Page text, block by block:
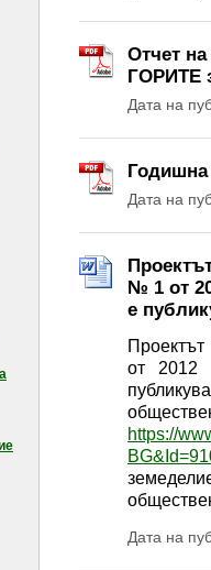
Отчет
ГОРИТЕ
Дата на
Годишна
Дата на
№ 1 от
е
от 2012
https://
Дата на